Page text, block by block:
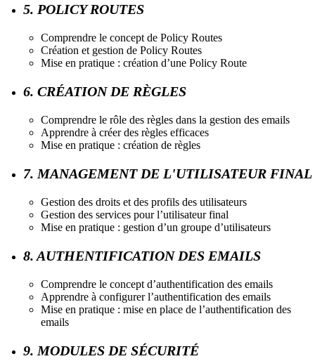
5. POLICY ROUTES
Comprendre le concept de Policy Routes
Création et gestion de Policy Routes
Mise en pratique : création d’une Policy Route
6. CRÉATION DE RÈGLES
Comprendre le rôle des règles dans la gestion des emails
Apprendre à créer des règles efficaces
Mise en pratique : création de règles
7. MANAGEMENT DE L'UTILISATEUR FINAL
Gestion des droits et des profils des utilisateurs
Gestion des services pour l’utilisateur final
Mise en pratique : gestion d’un groupe d’utilisateurs
8. AUTHENTIFICATION DES EMAILS
Comprendre le concept d’authentification des emails
Apprendre à configurer l’authentification des emails
Mise en pratique : mise en place de l’authentification des
emails
9. MODULES DE SÉCURITÉ